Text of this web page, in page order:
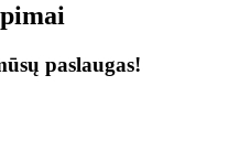
paslaugas!